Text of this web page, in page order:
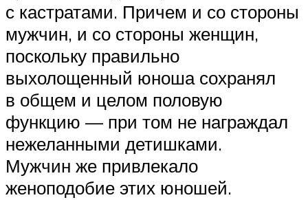
с кастратами. Причем и со стороны
мужчин, и со стороны женщин,
поскольку правильно
выхолощенный юноша сохранял
в общем и целом половую
функцию — при том не награждал
нежеланными детишками.
Мужчин же привлекало
женоподобие этих юношей.